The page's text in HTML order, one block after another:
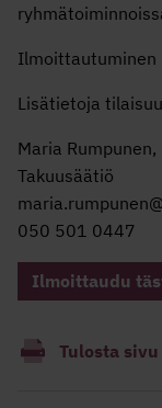
Ilmoittautuminen
Lisätietoja
Maria
Takuusäätiö
050 501 0447
Ilmoittaudu
Tulosta sivu